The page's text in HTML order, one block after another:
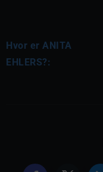
Hvor er ANITA
EHLERS?: